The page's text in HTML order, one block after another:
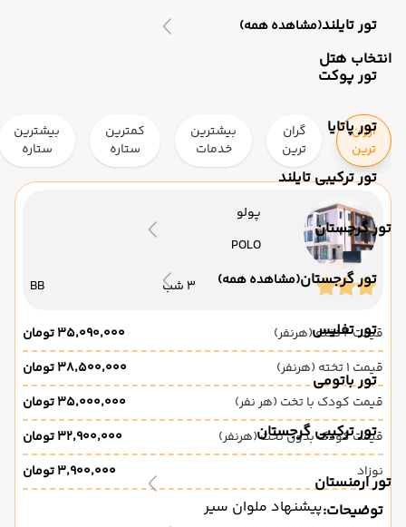
تور تایلند(مشاهده همه)
تور پوکت
تور پاتایا
تور ترکیبی تایلند
تور گرجستان
تور گرجستان(مشاهده همه)
تور تفلیس
تور باتومی
تور ترکیبی گرجستان
تور ارمنستان
انتخاب هتل
ارزان
ترین
گران
ترین
بیشترین
خدمات
کمترین
ستاره
بیشترین
ستاره
پولو
POLO
3 شب BB
قیمت 2 تخته (هرنفر)
۳۵٬۰۹۰٬۰۰۰ تومان
قیمت 1 تخته (هرنفر)
۳۸٬۵۰۰٬۰۰۰ تومان
قیمت کودک با تخت (هر نفر)
۳۵٬۰۰۰٬۰۰۰ تومان
قیمت کودک بدون تخت (هرنفر)
۳۲٬۹۰۰٬۰۰۰ تومان
نوزاد
۳٬۹۰۰٬۰۰۰ تومان
توضیحات:پیشنهاد ملوان سیر